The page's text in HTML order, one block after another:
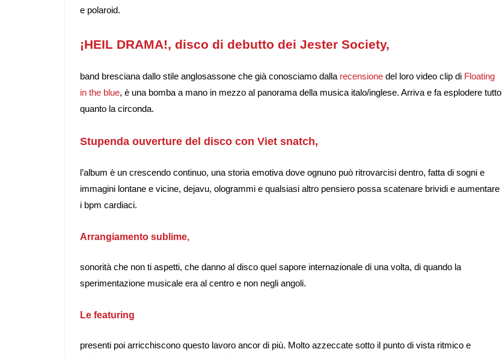
e polaroid.
¡HEIL DRAMA!, disco di debutto dei Jester Society,
band bresciana dallo stile anglosassone che già conosciamo dalla recensione del loro video clip di Floating
in the blue, è una bomba a mano in mezzo al panorama della musica italo/inglese. Arriva e fa esplodere tutto
quanto la circonda.
Stupenda ouverture del disco con Viet snatch,
l’album è un crescendo continuo, una storia emotiva dove ognuno può ritrovarcisi dentro, fatta di sogni e
immagini lontane e vicine, dejavu, ologrammi e qualsiasi altro pensiero possa scatenare brividi e aumentare
i bpm cardiaci.
Arrangiamento sublime,
sonorità che non ti aspetti, che danno al disco quel sapore internazionale di una volta, di quando la
sperimentazione musicale era al centro e non negli angoli.
Le featuring
presenti poi arricchiscono questo lavoro ancor di più. Molto azzeccate sotto il punto di vista ritmico e